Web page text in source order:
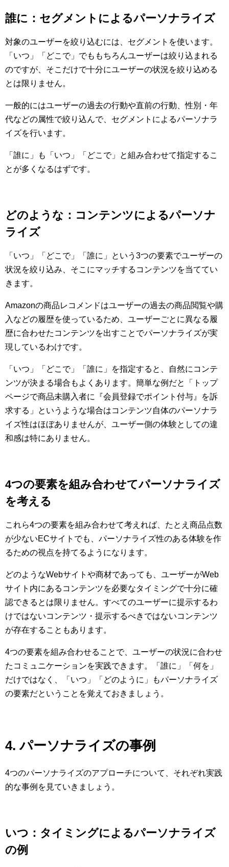
誰に：セグメントによるパーソナライズ
対象のユーザーを絞り込むには、セグメントを使います。
「いつ」「どこで」でももちろんユーザーは絞り込まれる
のですが、そこだけで十分にユーザーの状況を絞り込める
とは限りません。
一般的にはユーザーの過去の行動や直前の行動、性別・年
代などの属性で絞り込んで、セグメントによるパーソナラ
イズを行います。
「誰に」も「いつ」「どこで」と組み合わせて指定するこ
とが多くなるはずです。
どのような：コンテンツによるパーソナ
ライズ
「いつ」「どこで」「誰に」という3つの要素でユーザーの
状況を絞り込み、そこにマッチするコンテンツを当ててい
きます。
Amazonの商品レコメンドはユーザーの過去の商品閲覧や購
入などの履歴を使っているため、ユーザーごとに異なる履
歴に合わせたコンテンツを出すことでパーソナライズが実
現しているわけです。
「いつ」「どこで」「誰に」を指定すると、自然にコンテ
ンツが決まる場合もよくあります。簡単な例だと「トップ
ページで商品未購入者に『会員登録でポイント付与』を訴
求する」というような場合はコンテンツ自体のパーソナラ
イズ性はほぼありませんが、ユーザー側の体験としての違
和感は特にありません。
4つの要素を組み合わせてパーソナライズ
を考える
これら4つの要素を組み合わせて考えれば、たとえ商品点数
が少ないECサイトでも、パーソナライズ性のある体験を作
るための視点を持てるようになります。
どのようなWebサイトや商材であっても、ユーザーがWeb
サイト内にあるコンテンツを必要なタイミングで十分に確
認できるとは限りません。すべてのユーザーに提示するわ
けではないコンテンツ・提示するべきではないコンテンツ
が存在することもあります。
4つの要素を組み合わせることで、ユーザーの状況に合わせ
たコミュニケーションを実践できます。「誰に」「何を」
だけではなく、「いつ」「どのように」もパーソナライズ
の要素だということを覚えておきましょう。
4. パーソナライズの事例
4つのパーソナライズのアプローチについて、それぞれ実践
的な事例を見ていきましょう。
いつ：タイミングによるパーソナライズ
の例